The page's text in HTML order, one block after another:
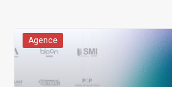
Agence